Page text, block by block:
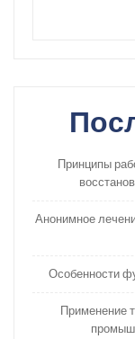
Принципы
Анонимное
Особенности
Применение